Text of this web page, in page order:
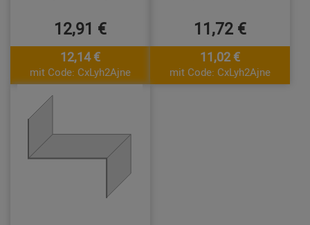
12,91 €
12,14 €
mit Code: CxLyh2Ajne
11,72 €
11,02 €
mit Code: CxLyh2Ajne